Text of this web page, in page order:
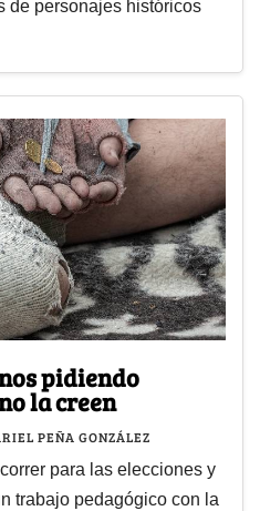
de personajes históricos
pidiendo
la creen
PEÑA GONZÁLEZ
para las elecciones y
trabajo pedagógico con la